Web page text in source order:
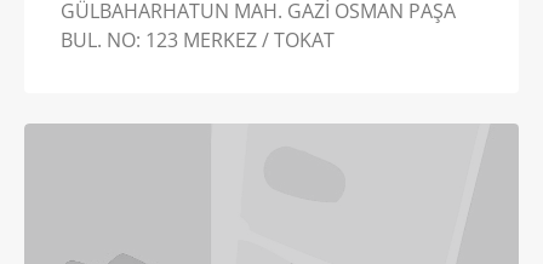
GÜLBAHARHATUN MAH. GAZİ OSMAN PAŞA
BUL. NO: 123 MERKEZ / TOKAT